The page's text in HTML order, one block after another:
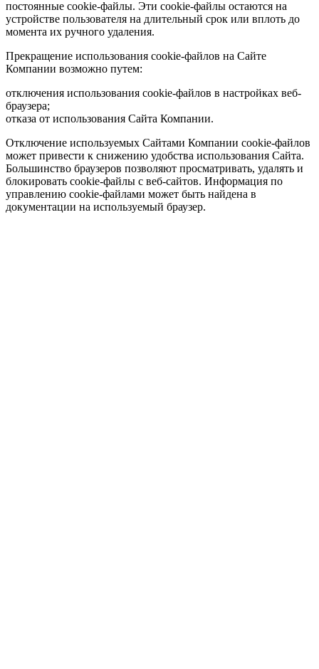
постоянные cookie-файлы. Эти cookie-файлы остаются на
устройстве пользователя на длительный срок или вплоть до
момента их ручного удаления.
Прекращение использования cookie-файлов на Сайте
Компании возможно путем:
отключения использования cookie-файлов в настройках веб-
браузера;
отказа от использования Сайта Компании.
Отключение используемых Сайтами Компании cookie-файлов
может привести к снижению удобства использования Сайта.
Большинство браузеров позволяют просматривать, удалять и
блокировать cookie-файлы c веб-сайтов. Информация по
управлению cookie-файлами может быть найдена в
документации на используемый браузер.